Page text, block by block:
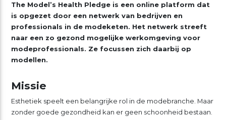
The Model’s Health Pledge is een online platform dat
is opgezet door een netwerk van bedrijven en
professionals in de modeketen. Het netwerk streeft
naar een zo gezond mogelijke werkomgeving voor
modeprofessionals. Ze focussen zich daarbij op
modellen.
Missie
Esthetiek speelt een belangrijke rol in de modebranche. Maar
zonder goede gezondheid kan er geen schoonheid bestaan.